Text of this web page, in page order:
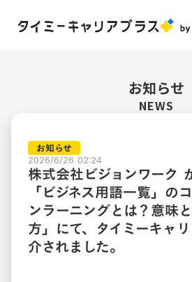
お知らせ
NEWS
お知らせ
2026/6/26 02:24
株式会社ビジョンワーク
「ビジネス用語一覧」の
ンラーニングとは？意味
方」にて、タイミーキャ
介されました。